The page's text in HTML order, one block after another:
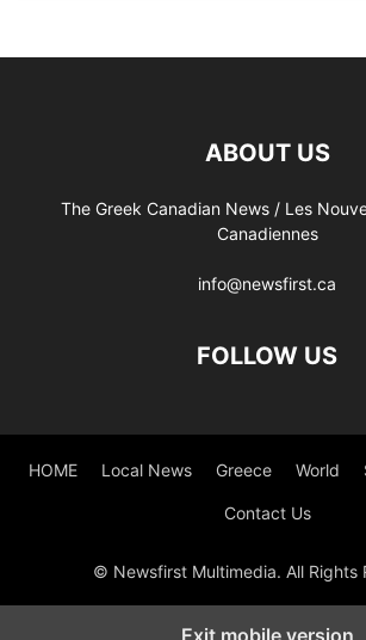
ABOUT US
The Greek Canadian News / Les
Canadiennes
info@newsfirst.ca
FOLLOW US
HOME Local News Greece World
Contact Us
© Newsfirst Multimedia. All Rights
Exit mobile version